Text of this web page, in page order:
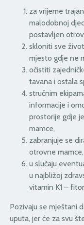
za vrijeme
malodobnoj
postavljen
skloniti sve
mjesto gdje ne
očistiti
tavana i ostala
stručnim
informacije i
prostorije gdje
mamce,
zabranjuje se
otrovne mamce,
u slučaju
u najbližoj
vitamin K1 –
Pozivaju se mještani
uputa, jer će za svu